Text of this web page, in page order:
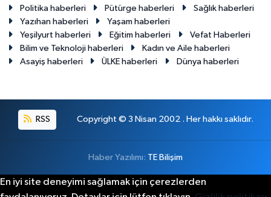
Politika haberleri
Pütürge haberleri
Sağlık haberleri
Yazıhan haberleri
Yaşam haberleri
Yeşilyurt haberleri
Eğitim haberleri
Vefat Haberleri
Bilim ve Teknoloji haberleri
Kadın ve Aile haberleri
Asayiş haberleri
ÜLKE haberleri Dünya haberleri
RSS Copyright © 3 Nisan 2002 . Her hakkı saklıdır.
Haber Yazılımı: TE Bilişim
En iyi site deneyimi sağlamak için çerezlerden